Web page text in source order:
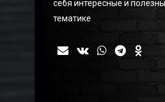
себя интересные и
тематике